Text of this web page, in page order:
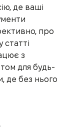
де ваші
про
з
для будь-
де без нього